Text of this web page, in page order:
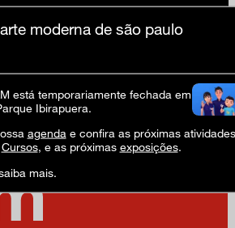
moderna de são paulo
está temporariamente fechada em virtude
Ibirapuera.
agenda e confira as próximas
Cursos, e as próximas exposições.
mais.